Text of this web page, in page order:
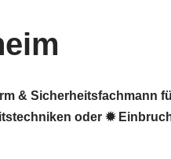
& Sicherheitsfachmann
oder ✹